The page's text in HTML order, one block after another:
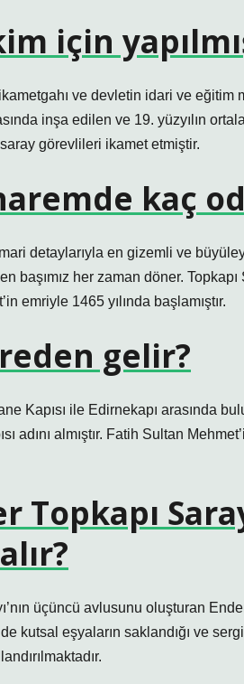
için
ve devletin idari ve
inşa edilen ve 19. yüzyılın
görevlileri ikamet etmiştir.
kaç
detaylarıyla en gizemli ve
başımız her zaman döner. Topkapı
emriyle 1465 yılında başlamıştır.
gelir?
Kapısı ile Edirnekapı arasında
adını almıştır. Fatih Sultan
üçüncü avlusunu oluşturan
kutsal eşyaların saklandığı ve